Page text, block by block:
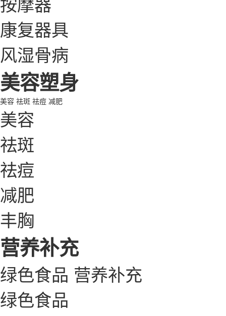
康复器具
风湿骨病
美容塑身
美容 祛斑 祛痘 减肥
美容
祛斑
祛痘
减肥
丰胸
营养补充
绿色食品 营养补充
绿色食品